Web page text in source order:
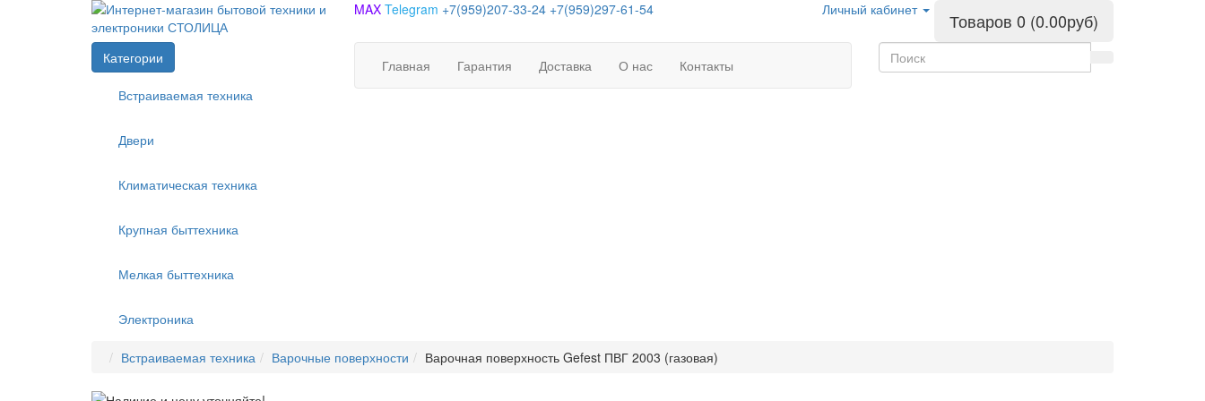
MAX Telegram +7(959)207-33-24 +7(959)297-61-54 Товаров 0 (0.00руб)
Личный кабинет
Категории
Встраиваемая техника
Двери
Климатическая техника
Крупная быттехника
Мелкая быттехника
Электроника
Главная Гарантия Доставка О нас Контакты
Встраиваемая техника Варочные поверхности Варочная поверхность Gefest ПВГ 2003 (газовая)